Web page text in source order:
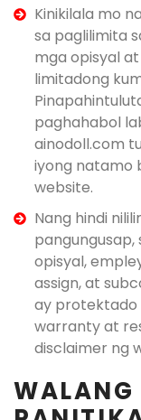
Kinikilala mo
sa paglilimita
mga opisyal
limitadong
paghahabol
ainodoll.com
iyong natamo
website.
Nang hindi
opisyal,
assign, at
ay protektado
warranty at
disclaimer ng